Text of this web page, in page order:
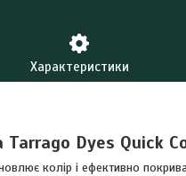
Характеристики
Tarrago Dyes Quick
колір і ефективно